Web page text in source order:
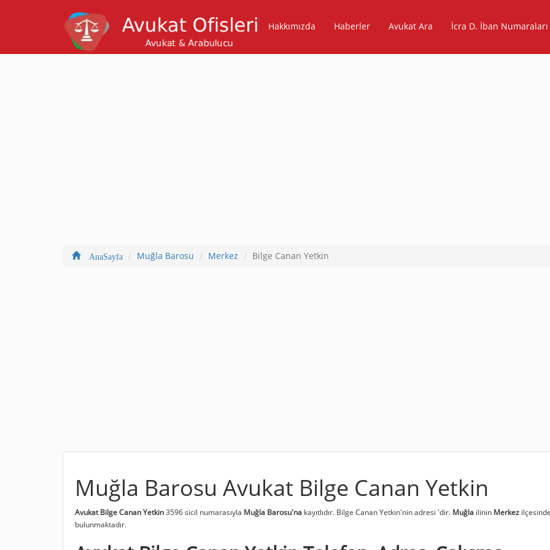
Hakkımızda Haberler Avukat Ara İcra D. İban Numaraları
AnaSayfa Muğla Barosu Merkez Bilge Canan Yetkin
Muğla Barosu Avukat Bilge Canan Yetkin
Avukat Bilge Canan Yetkin3596 sicil numarasıyla Muğla Barosu'na kayıtlıdır. Bilge Canan Yetkin'nin adresi 'dir. Muğla ilinin Merkez
bulunmaktadır.